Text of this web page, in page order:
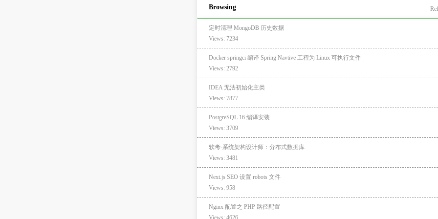
Browsing
定时清理 MongoDB 历史数据
Views: 7234
Docker springci 编译 Spring Navtive 工程为 Linux 可执行文件
Views: 2792
IDEA 无法初始化主类
Views: 7877
PostgreSQL 16 编译安装
Views: 3709
软考-系统架构设计师：分布式数据库
Views: 3481
Next.js SEO 设置 robots 文件
Views: 958
Nginx 配置之 PHP 路径配置
Views: 4626